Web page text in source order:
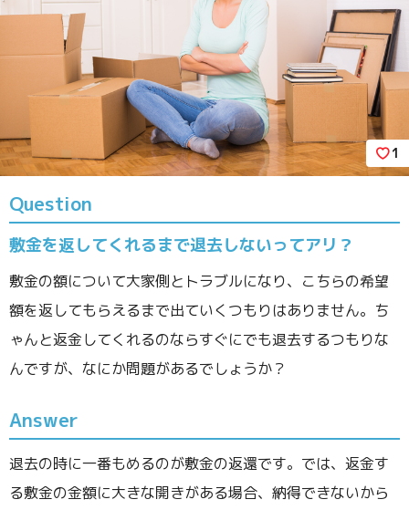
1
敷金を返してくれるまで退去しないってアリ？
Question
敷金の額について大家側とトラブルになり、こちらの希望
額を返してもらえるまで出ていくつもりはありません。ち
ゃんと返金してくれるのならすぐにでも退去するつもりな
んですが、なにか問題があるでしょうか？
Answer
退去の時に一番もめるのが敷金の返還です。では、返金す
る敷金の金額に大きな開きがある場合、納得できないから